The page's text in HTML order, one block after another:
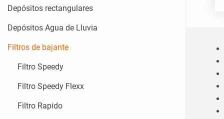
Depósitos rectangulares
Depósitos Agua de Lluvia
Filtros de bajante
Filtro Speedy
Filtro Speedy Flexx
Filtro Rapido